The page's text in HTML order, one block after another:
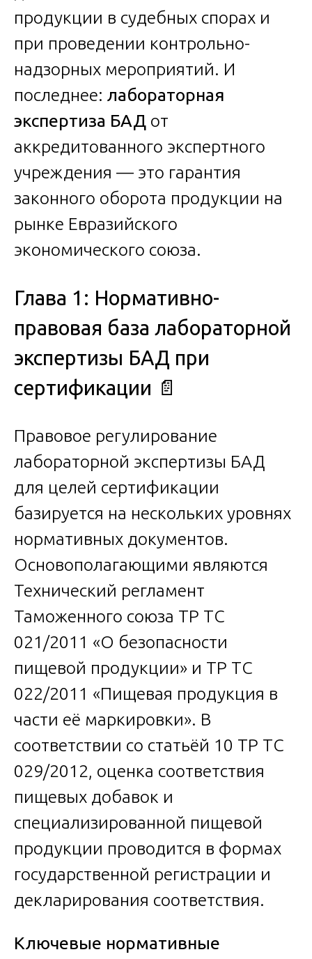
продукции в судебных спорах и
при проведении контрольно-
надзорных мероприятий. И
последнее: лабораторная
экспертиза БАД от
аккредитованного экспертного
учреждения — это гарантия
законного оборота продукции на
рынке Евразийского
экономического союза.
Глава 1: Нормативно-
правовая база лабораторной
экспертизы БАД при
сертификации 📄
Правовое регулирование
лабораторной экспертизы БАД
для целей сертификации
базируется на нескольких уровнях
нормативных документов.
Основополагающими являются
Технический регламент
Таможенного союза ТР ТС
021/2011 «О безопасности
пищевой продукции» и ТР ТС
022/2011 «Пищевая продукция в
части её маркировки». В
соответствии со статьёй 10 ТР ТС
029/2012, оценка соответствия
пищевых добавок и
специализированной пищевой
продукции проводится в формах
государственной регистрации и
декларирования соответствия.
Ключевые нормативные